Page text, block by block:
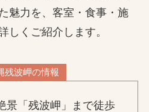
魅力を、客室・食事・施
しくご紹介します。
残波岬の情報
景「残波岬」まで徒歩